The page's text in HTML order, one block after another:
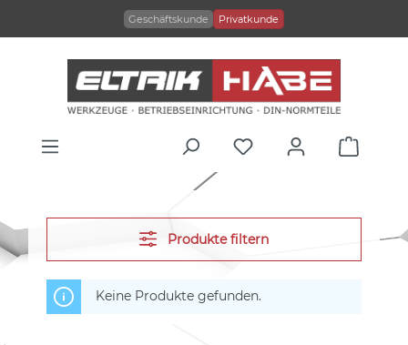
Geschäftskunde Privatkunde
Produkte filtern
Keine Produkte gefunden.